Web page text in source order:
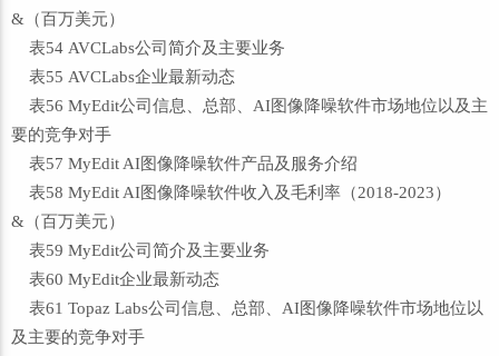
&（百万美元）
表54 AVCLabs公司简介及主要业务
表55 AVCLabs企业最新动态
表56 MyEdit公司信息、总部、AI图像降噪软件市场地位以及主
要的竞争对手
表57 MyEdit AI图像降噪软件产品及服务介绍
表58 MyEdit AI图像降噪软件收入及毛利率（2018-2023）
&（百万美元）
表59 MyEdit公司简介及主要业务
表60 MyEdit企业最新动态
表61 Topaz Labs公司信息、总部、AI图像降噪软件市场地位以
及主要的竞争对手